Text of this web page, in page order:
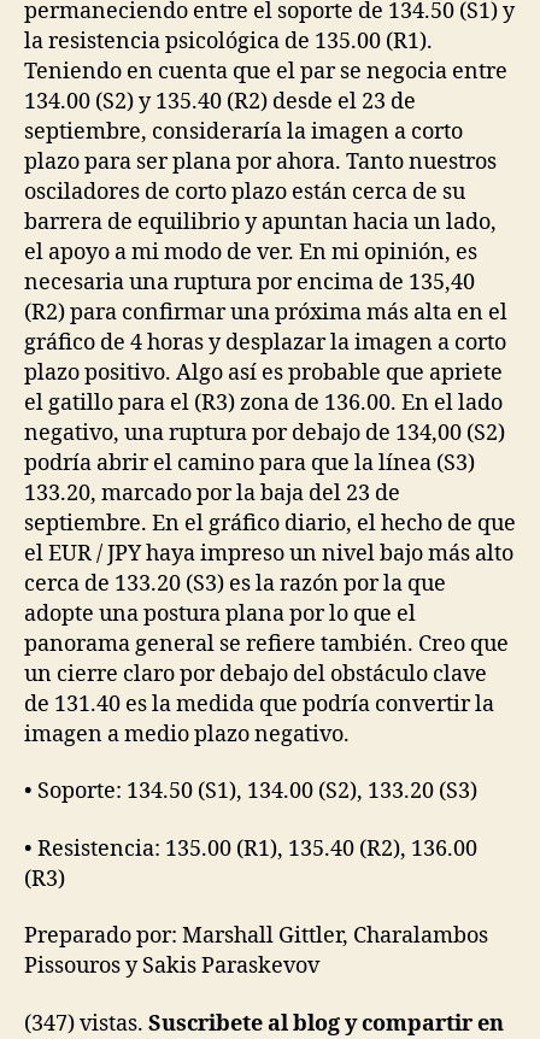
permaneciendo entre el soporte de 134.50 (S1) y
la resistencia psicológica de 135.00 (R1).
Teniendo en cuenta que el par se negocia entre
134.00 (S2) y 135.40 (R2) desde el 23 de
septiembre, consideraría la imagen a corto
plazo para ser plana por ahora. Tanto nuestros
osciladores de corto plazo están cerca de su
barrera de equilibrio y apuntan hacia un lado,
el apoyo a mi modo de ver. En mi opinión, es
necesaria una ruptura por encima de 135,40
(R2) para confirmar una próxima más alta en el
gráfico de 4 horas y desplazar la imagen a corto
plazo positivo. Algo así es probable que apriete
el gatillo para el (R3) zona de 136.00. En el lado
negativo, una ruptura por debajo de 134,00 (S2)
podría abrir el camino para que la línea (S3)
133.20, marcado por la baja del 23 de
septiembre. En el gráfico diario, el hecho de que
el EUR / JPY haya impreso un nivel bajo más alto
cerca de 133.20 (S3) es la razón por la que
adopte una postura plana por lo que el
panorama general se refiere también. Creo que
un cierre claro por debajo del obstáculo clave
de 131.40 es la medida que podría convertir la
imagen a medio plazo negativo.
• Soporte: 134.50 (S1), 134.00 (S2), 133.20 (S3)
• Resistencia: 135.00 (R1), 135.40 (R2), 136.00
(R3)
Preparado por: Marshall Gittler, Charalambos
Pissouros y Sakis Paraskevov
(347) vistas. Suscribete al blog y compartir en